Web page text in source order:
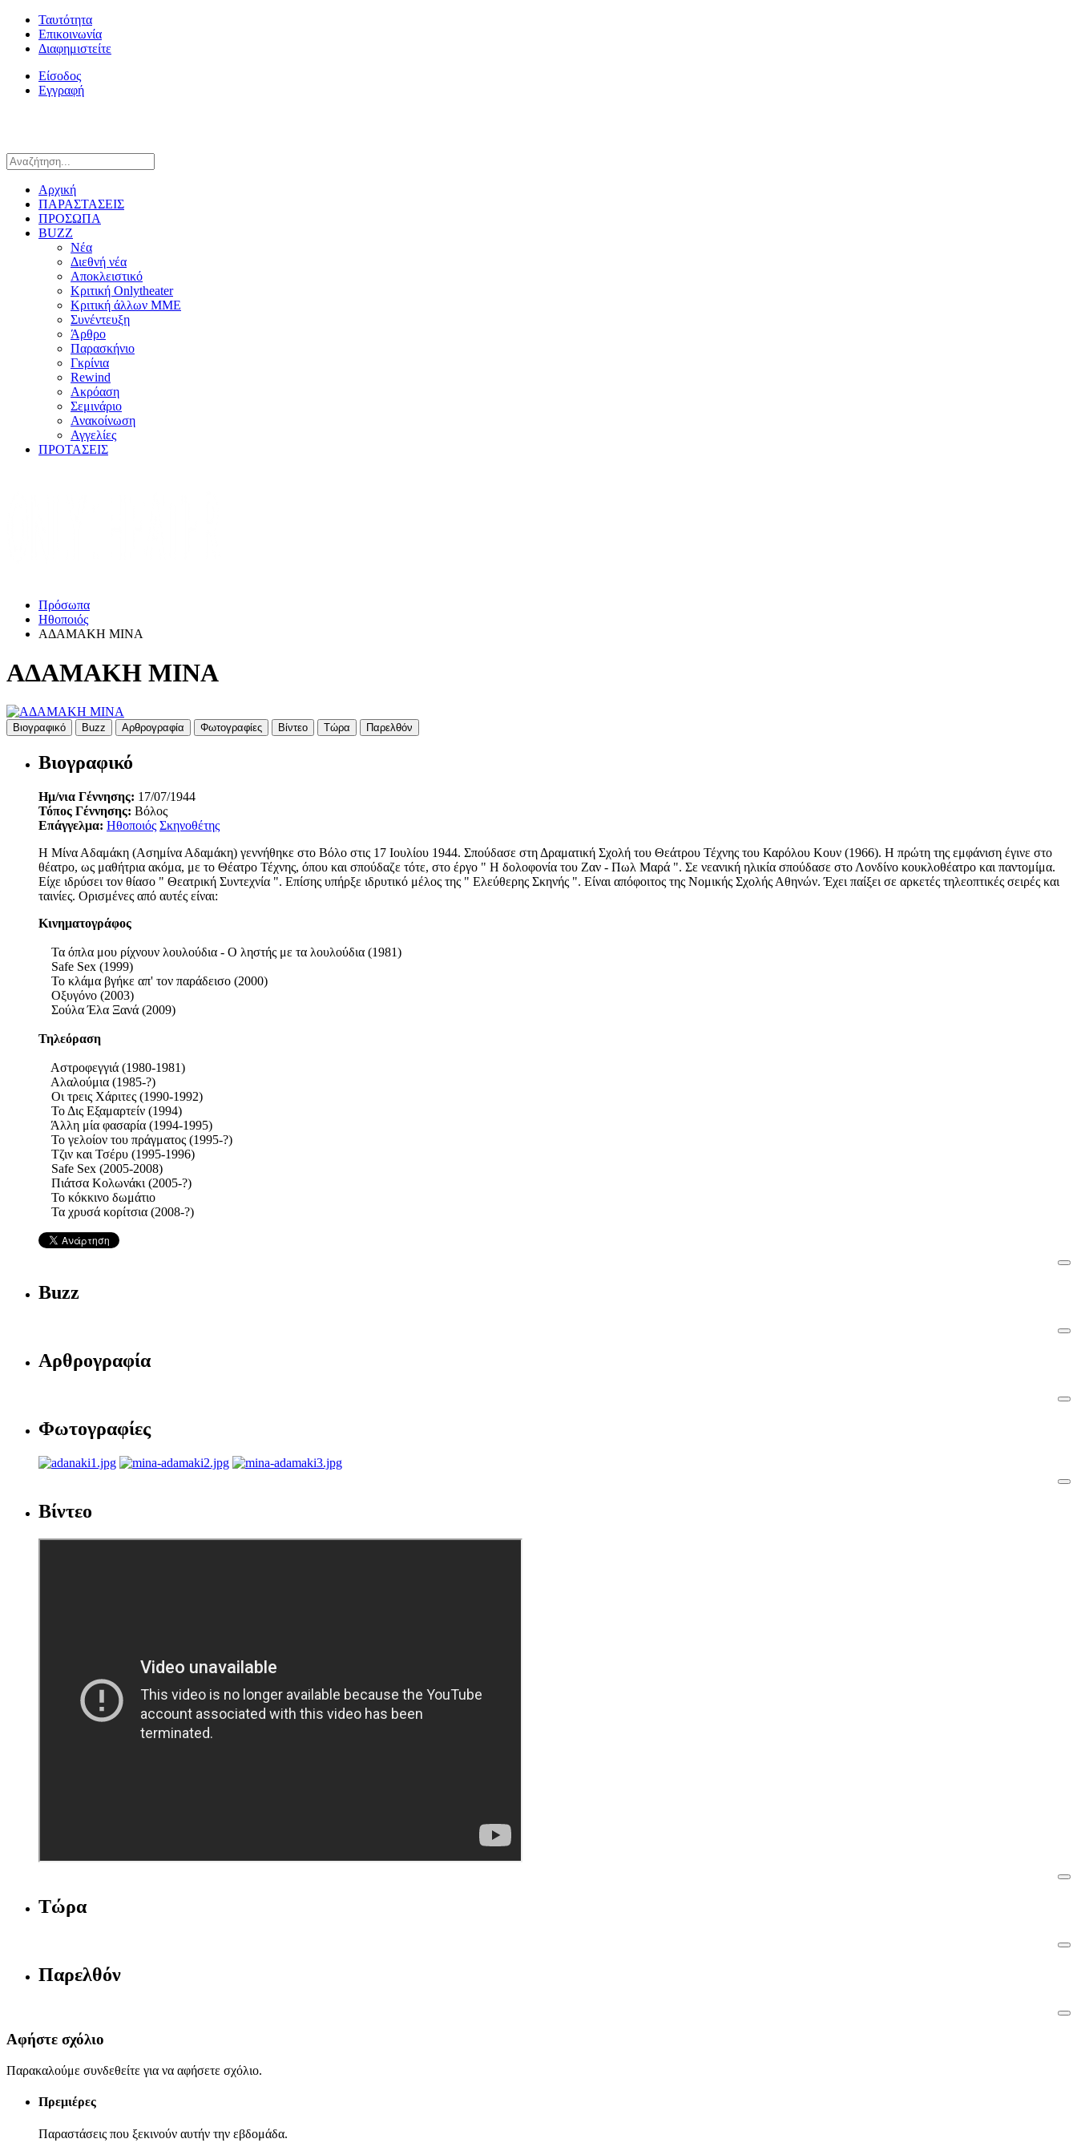
Ταυτότητα
Επικοινωνία
Διαφημιστείτε
Είσοδος
Εγγραφή
Αρχική
ΠΑΡΑΣΤΑΣΕΙΣ
ΠΡΟΣΩΠΑ
BUZZ
Νέα
Διεθνή νέα
Αποκλειστικό
Κριτική Onlytheater
Κριτική άλλων ΜΜΕ
Συνέντευξη
Άρθρο
Παρασκήνιο
Γκρίνια
Rewind
Ακρόαση
Σεμινάριο
Ανακοίνωση
Αγγελίες
ΠΡΟΤΑΣΕΙΣ
Πρόσωπα
Ηθοποιός
ΑΔΑΜΑΚΗ ΜΙΝΑ
ΑΔΑΜΑΚΗ ΜΙΝΑ
Βιογραφικό Buzz Αρθρογραφία Φωτογραφίες Βίντεο Τώρα Παρελθόν
Βιογραφικό
Ημ/νια Γέννησης: 17/07/1944
Τόπος Γέννησης: Βόλος
Επάγγελμα: Ηθοποιός Σκηνοθέτης
Η Μίνα Αδαμάκη (Ασημίνα Αδαμάκη) γεννήθηκε στο Βόλο στις 17 Ιουλίου 1944. Σπούδασε στη Δραματική Σχολή του Θεάτρου Τέχνης του Καρόλου Κουν (1966). Η πρώτη της εμφάνιση έγινε στο
θέατρο, ως μαθήτρια ακόμα, με το Θέατρο Τέχνης, όπου και σπούδαζε τότε, στο έργο " Η δολοφονία του Ζαν - Πωλ Μαρά ". Σε νεανική ηλικία σπούδασε στο Λονδίνο κουκλοθέατρο και παντομίμα.
Είχε ιδρύσει τον θίασο " Θεατρική Συντεχνία ". Επίσης υπήρξε ιδρυτικό μέλος της " Ελεύθερης Σκηνής ". Είναι απόφοιτος της Νομικής Σχολής Αθηνών. Έχει παίξει σε αρκετές τηλεοπτικές σειρές και
ταινίες. Ορισμένες από αυτές είναι:
Κινηματογράφος
Τα όπλα μου ρίχνουν λουλούδια - Ο ληστής με τα λουλούδια (1981)
Safe Sex (1999)
Το κλάμα βγήκε απ' τον παράδεισο (2000)
Οξυγόνο (2003)
Σούλα Έλα Ξανά (2009)
Τηλεόραση
Αστροφεγγιά (1980-1981)
Αλαλούμια (1985-?)
Οι τρεις Χάριτες (1990-1992)
Το Δις Εξαμαρτείν (1994)
Άλλη μία φασαρία (1994-1995)
Το γελοίον του πράγματος (1995-?)
Τζιν και Τσέρυ (1995-1996)
Safe Sex (2005-2008)
Πιάτσα Κολωνάκι (2005-?)
Το κόκκινο δωμάτιο
Τα χρυσά κορίτσια (2008-?)
Buzz
Αρθρογραφία
Φωτογραφίες
Βίντεο
Τώρα
Παρελθόν
Αφήστε σχόλιο
Παρακαλούμε συνδεθείτε για να αφήσετε σχόλιο.
Πρεμιέρες
Παραστάσεις που ξεκινούν αυτήν την εβδομάδα.